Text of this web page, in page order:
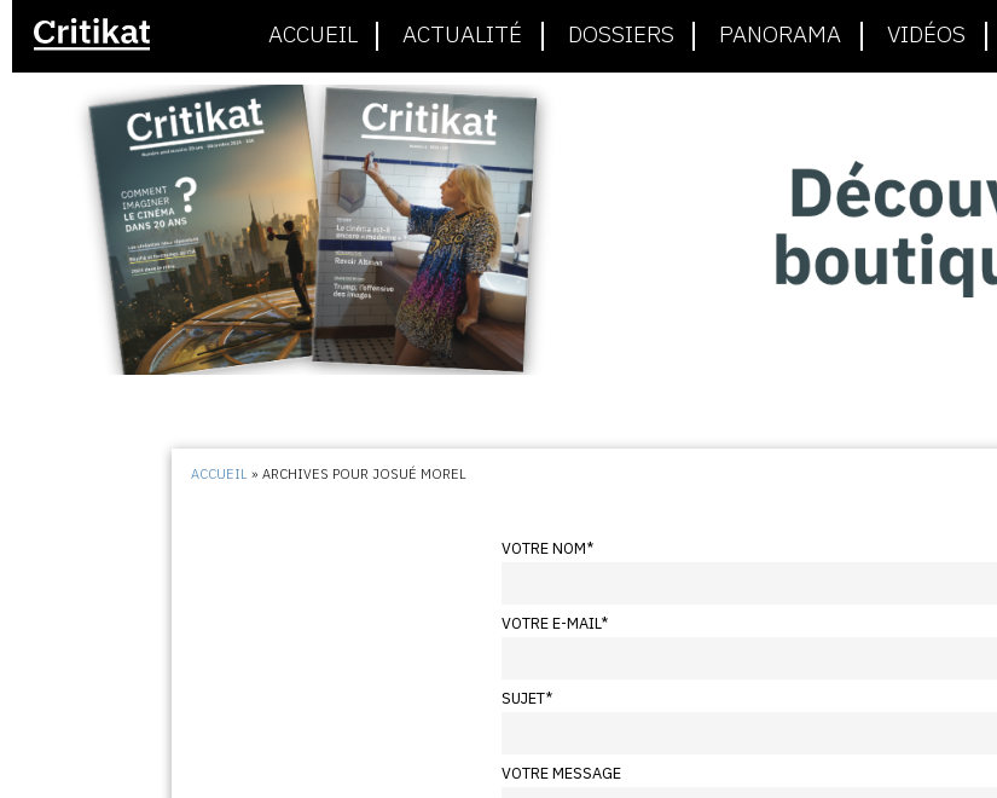
ACCUEIL ACTUALITÉ DOSSIERS PANORAMA VIDÉOS
ACCUEIL »ARCHIVES POUR JOSUÉ MOREL
VOTRE NOM*
VOTRE E-MAIL*
SUJET*
VOTRE MESSAGE